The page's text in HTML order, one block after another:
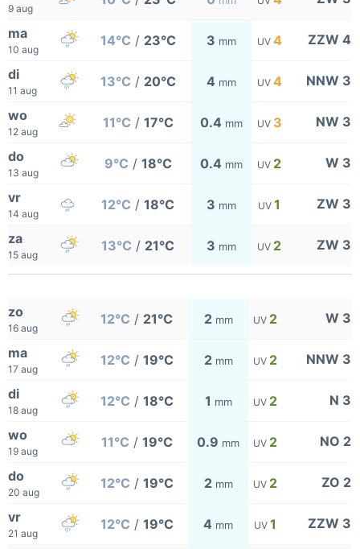
9 aug
ma
10 aug
14°C / 23°C 3 mm UV 4 ZZW 4
di
11 aug
13°C / 20°C 4 mm UV 4 NNW 3
wo
12 aug
11°C / 17°C 0.4 mm UV 3 NW 3
do
13 aug
9°C / 18°C 0.4 mm UV 2 W 3
vr
14 aug
12°C / 18°C 3 mm UV 1 ZW 3
za
15 aug
13°C / 21°C 3 mm UV 2 ZW 3
zo
16 aug
12°C / 21°C 2 mm UV 2 W 3
ma
17 aug
12°C / 19°C 2 mm UV 2 NNW 3
di
18 aug
12°C / 18°C 1 mm UV 2 N 3
wo
19 aug
11°C / 19°C 0.9 mm UV 2 NO 2
do
20 aug
12°C / 19°C 2 mm UV 2 ZO 2
vr
21 aug
12°C / 19°C 4 mm UV 1 ZZW 3